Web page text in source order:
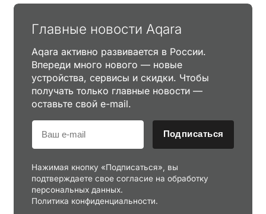
Главные новости Aqara
Aqara активно развивается в России.
Впереди много нового — новые
устройства, сервисы и скидки. Чтобы
получать только главные новости —
оставьте свой e-mail.
Подписаться
Нажимая кнопку «Подписаться», вы
подтверждаете свое согласие на обработку
персональных данных.
Политика конфиденциальности.